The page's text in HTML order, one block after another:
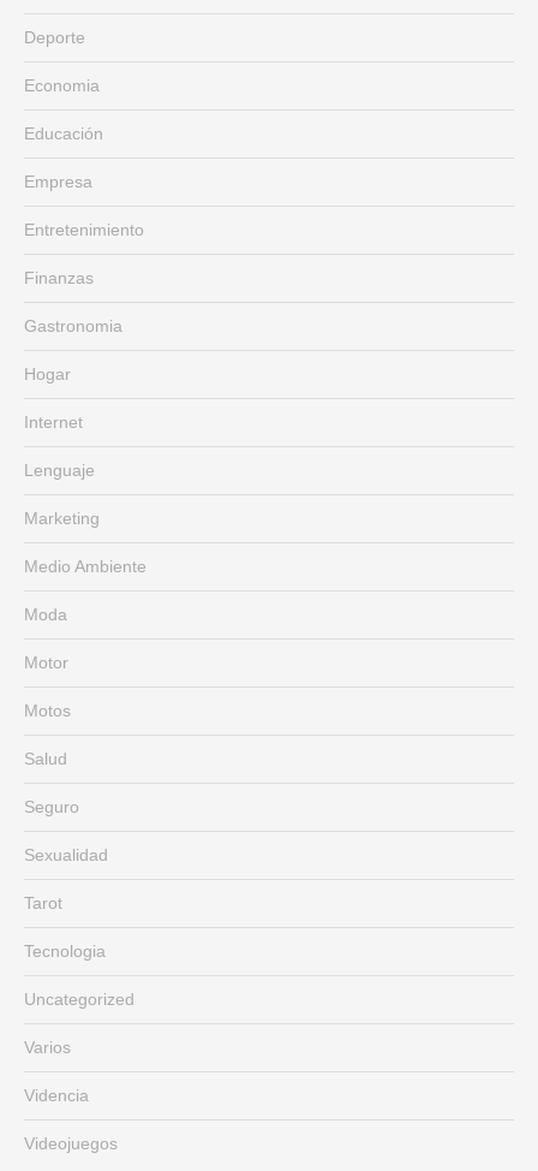
Deporte
Economia
Educación
Empresa
Entretenimiento
Finanzas
Gastronomia
Hogar
Internet
Lenguaje
Marketing
Medio Ambiente
Moda
Motor
Motos
Salud
Seguro
Sexualidad
Tarot
Tecnologia
Uncategorized
Varios
Videncia
Videojuegos